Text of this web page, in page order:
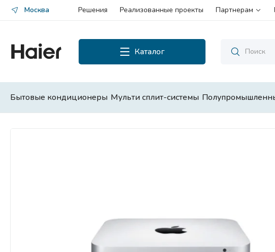
Москва Решения Реализованные проекты Партнерам
Каталог
Бытовые кондиционеры Мульти сплит-системы
Каталог Смотреть все
Мультизональные системы
кондиционирования